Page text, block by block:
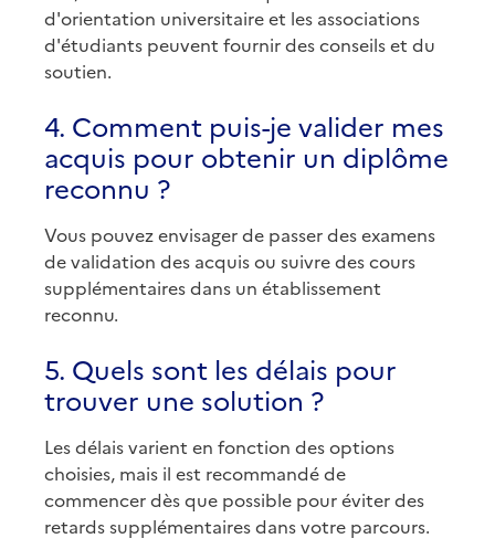
d'orientation universitaire et les associations
d'étudiants peuvent fournir des conseils et du
soutien.
4. Comment puis-je valider mes
acquis pour obtenir un diplôme
reconnu ?
Vous pouvez envisager de passer des examens
de validation des acquis ou suivre des cours
supplémentaires dans un établissement
reconnu.
5. Quels sont les délais pour
trouver une solution ?
Les délais varient en fonction des options
choisies, mais il est recommandé de
commencer dès que possible pour éviter des
retards supplémentaires dans votre parcours.